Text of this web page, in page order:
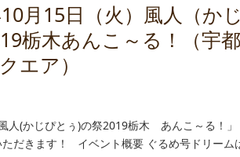
月15日（火）風人（か
栃木あんこ～る！（宇
エア）
人(かじぴとぅ)の祭2019栃木 あんこ～る！」
だきます！ イベント概要 ぐるめ号ドリーム